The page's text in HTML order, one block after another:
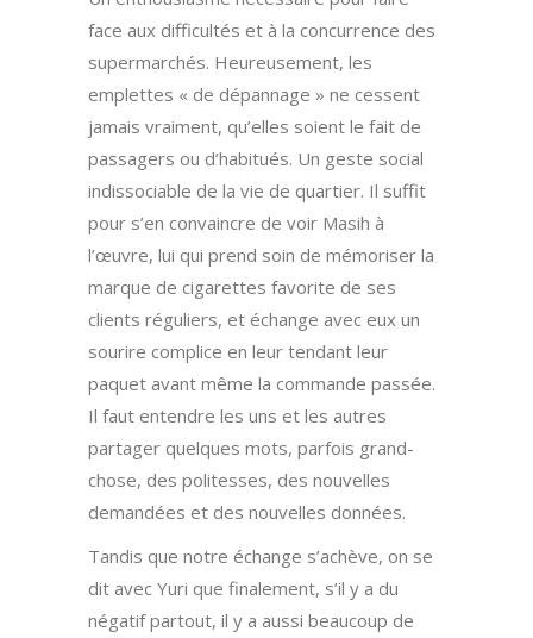
face aux difficultés et à la concurrence des
supermarchés. Heureusement, les
emplettes « de dépannage » ne cessent
jamais vraiment, qu’elles soient le fait de
passagers ou d’habitués. Un geste social
indissociable de la vie de quartier. Il suffit
pour s’en convaincre de voir Masih à
l’œuvre, lui qui prend soin de mémoriser la
marque de cigarettes favorite de ses
clients réguliers, et échange avec eux un
sourire complice en leur tendant leur
paquet avant même la commande passée.
Il faut entendre les uns et les autres
partager quelques mots, parfois grand-
chose, des politesses, des nouvelles
demandées et des nouvelles données.
Tandis que notre échange s’achève, on se
dit avec Yuri que finalement, s’il y a du
négatif partout, il y a aussi beaucoup de